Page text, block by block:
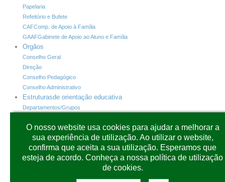
Papelaria
Refeitório e Bufete
CAFComp. de Apoio à Família
GAAFGabinete de Apoio ao Aluno e Família
Orgãos
Conselho Geral
Direção
Conselho Pedagógico
Conselho Administrativo
Estruturasde orientação educativa
Departamentos/Grupos
INOVAR +Programas
INOVAR+ Alunos
INOVAR+Consulta
INOVAR+PAA
Outras
O nosso website usa cookies para ajudar a melhorar a
sua experiência de utilização. Ao utilizar o website,
confirma que aceita a sua utilização. Esperamos que
esteja de acordo. Conheça a nossa política de utilização
de cookies.